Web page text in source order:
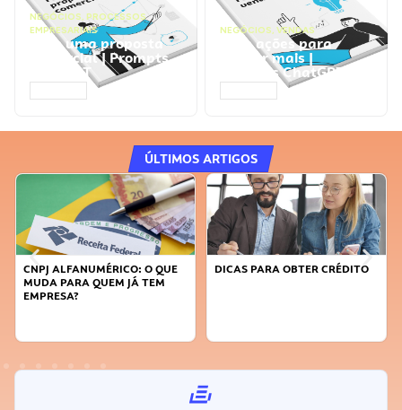
NEGÓCIOS, PROCESSOS
EMPRESARIAIS
Faça uma proposta
comercial | Prompts
ChatGPT
NEGÓCIOS, VENDAS
Faça ações para
vender mais |
Prompts ChatGPT
ÚLTIMOS ARTIGOS
CNPJ ALFANUMÉRICO: O QUE
MUDA PARA QUEM JÁ TEM
EMPRESA?
DICAS PARA OBTER CRÉDITO